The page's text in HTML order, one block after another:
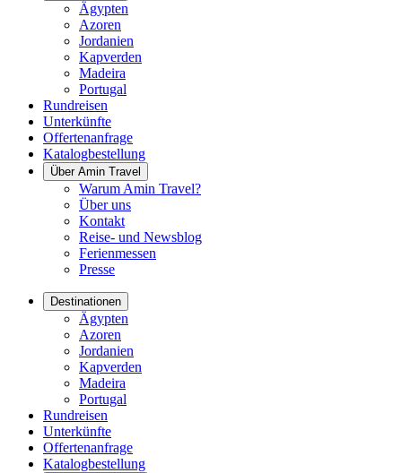
Ägypten
Azoren
Jordanien
Kapverden
Madeira
Portugal
Rundreisen
Unterkünfte
Offertenanfrage
Katalogbestellung
Über Amin Travel
Warum Amin Travel?
Über uns
Kontakt
Reise- und Newsblog
Ferienmessen
Presse
Destinationen
Ägypten
Azoren
Jordanien
Kapverden
Madeira
Portugal
Rundreisen
Unterkünfte
Offertenanfrage
Katalogbestellung